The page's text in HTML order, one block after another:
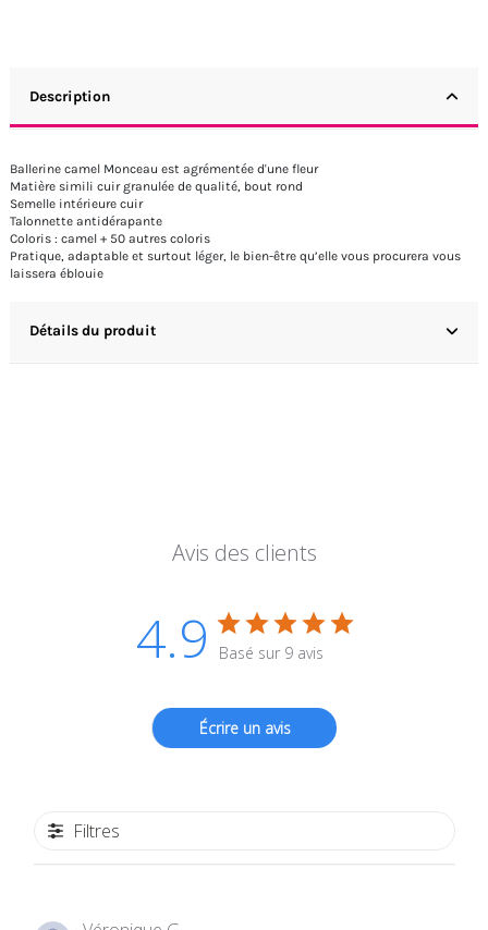
Description
Ballerine camel Monceau est agrémentée d'une fleur
Matière simili cuir granulée de qualité, bout rond
Semelle intérieure cuir
Talonnette antidérapante
Coloris : camel + 50 autres coloris
Pratique, adaptable et surtout léger, le bien-être qu’elle vous procurera vous
laissera éblouie
Détails du produit
Avis des clients
4.9 Basé sur 9 avis
Écrire un avis
Filtres